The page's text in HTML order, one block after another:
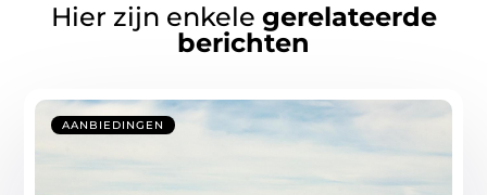
Hier zijn enkele gerelateerde
berichten
AANBIEDINGEN